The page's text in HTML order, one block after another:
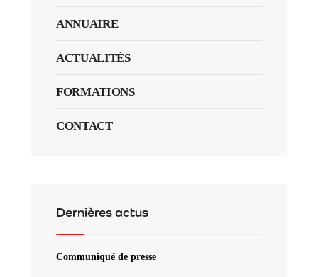
ANNUAIRE
ACTUALITÉS
FORMATIONS
CONTACT
Dernières actus
Communiqué de presse